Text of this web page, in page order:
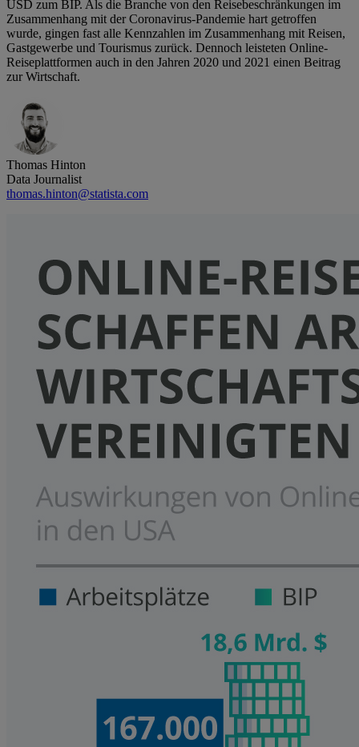
USD zum BIP. Als die Branche von den Reisebeschränkungen im
Zusammenhang mit der Coronavirus-Pandemie hart getroffen
wurde, gingen fast alle Kennzahlen im Zusammenhang mit Reisen,
Gastgewerbe und Tourismus zurück. Dennoch leisteten Online-
Reiseplattformen auch in den Jahren 2020 und 2021 einen Beitrag
zur Wirtschaft.
Thomas Hinton
Data Journalist
thomas.hinton@statista.com